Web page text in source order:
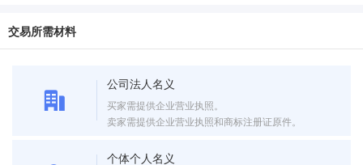
交易所需材料
公司法人名义
买家需提供企业营业执照。
卖家需提供企业营业执照和商标注册证原件。
个体个人名义